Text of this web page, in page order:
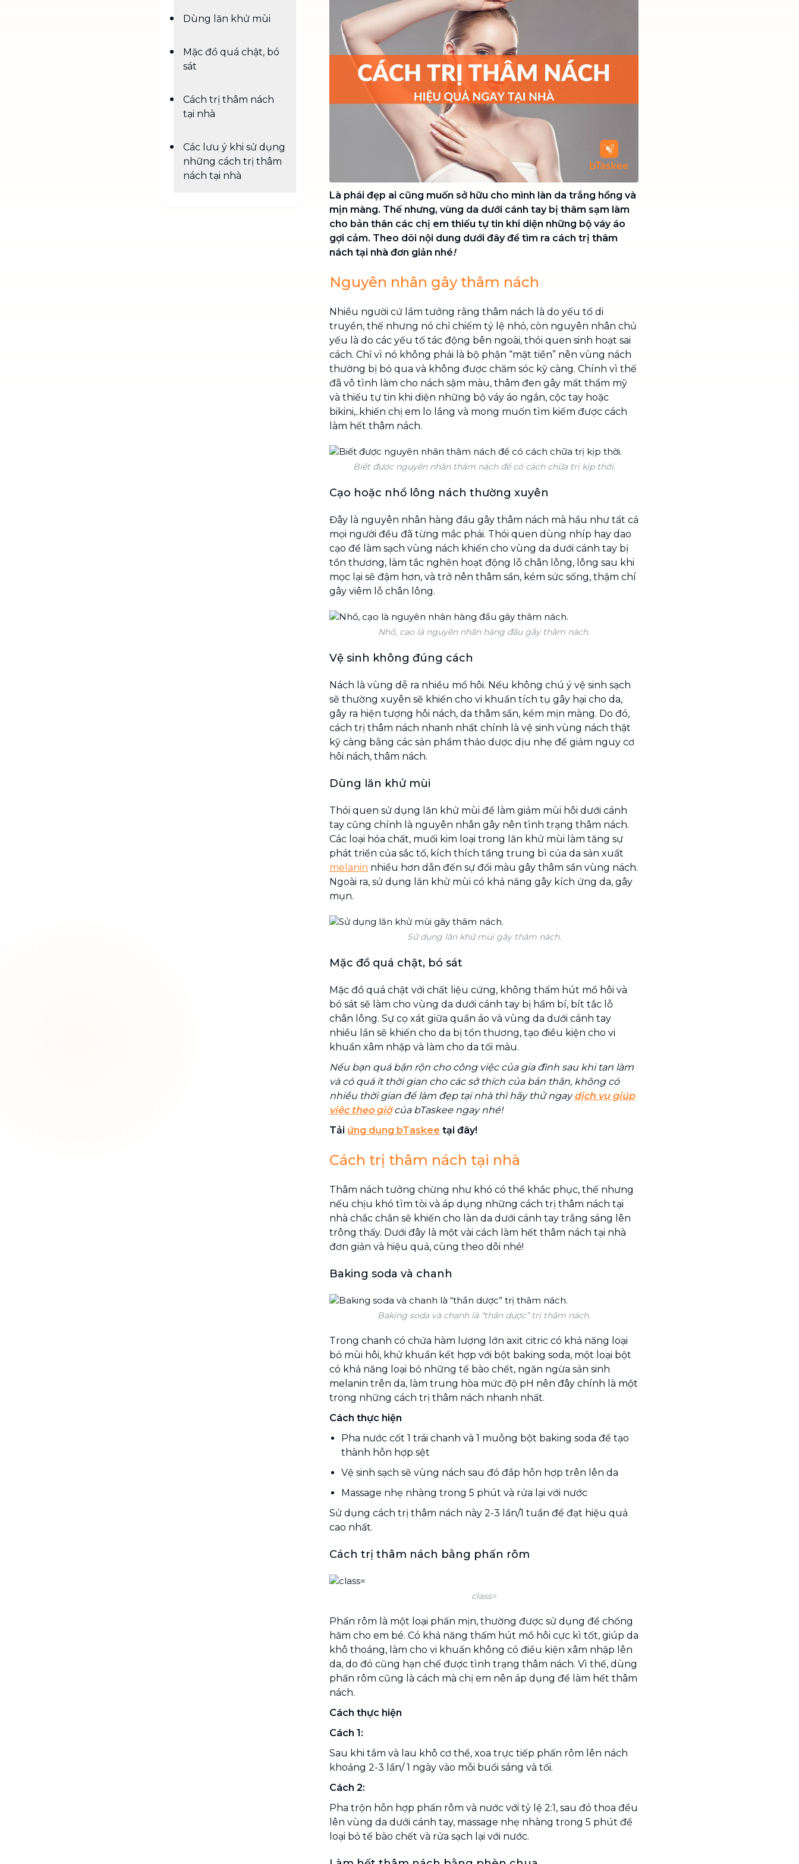
Chuyển nhà trọn gói, không lo dọn
dẹp nơi đi nơi đến
Vệ sinh công nghiệp
Vệ sinh chuyên nghiệp cho văn
phòng, nhà xưởng, công trình lớn
Dùng lăn khử mùi
Mặc đồ quá chật, bó
sát
Cách trị thâm nách
tại nhà
Các lưu ý khi sử dụng
những cách trị thâm
nách tại nhà
Là phái đẹp ai cũng muốn sở hữu cho mình làn da trắng hồng và
mịn màng. Thế nhưng, vùng da dưới cánh tay bị thâm sạm làm
cho bản thân các chị em thiếu tự tin khi diện những bộ váy áo
gợi cảm. Theo dõi nội dung dưới đây để tìm ra cách trị thâm
nách tại nhà đơn giản nhé!
Nguyên nhân gây thâm nách
Nhiều người cứ lầm tưởng rằng thâm nách là do yếu tố di
truyền, thế nhưng nó chỉ chiếm tỷ lệ nhỏ, còn nguyên nhân chủ
yếu là do các yếu tố tác động bên ngoài, thói quen sinh hoạt sai
cách. Chỉ vì nó không phải là bộ phận “mặt tiền” nên vùng nách
thường bị bỏ qua và không được chăm sóc kỹ càng. Chính vì thế
đã vô tình làm cho nách sậm màu, thâm đen gây mất thẩm mỹ
và thiếu tự tin khi diện những bộ váy áo ngắn, cộc tay hoặc
bikini,..khiến chị em lo lắng và mong muốn tìm kiếm được cách
làm hết thâm nách.
Biết được nguyên nhân thâm nách để có cách chữa trị kịp thời.
Cạo hoặc nhổ lông nách thường xuyên
Đây là nguyên nhân hàng đầu gây thâm nách mà hầu như tất cả
mọi người đều đã từng mắc phải. Thói quen dùng nhíp hay dao
cạo để làm sạch vùng nách khiến cho vùng da dưới cánh tay bị
tổn thương, làm tắc nghẽn hoạt động lỗ chân lông, lông sau khi
mọc lại sẽ đậm hơn, và trở nên thâm sần, kém sức sống, thậm chí
gây viêm lỗ chân lông.
Nhổ, cạo là nguyên nhân hàng đầu gây thâm nách.
Vệ sinh không đúng cách
Nách là vùng dễ ra nhiều mồ hôi. Nếu không chú ý vệ sinh sạch
sẽ thường xuyên sẽ khiến cho vi khuẩn tích tụ gây hại cho da,
gây ra hiện tượng hôi nách, da thâm sần, kém mịn màng. Do đó,
cách trị thâm nách nhanh nhất chính là vệ sinh vùng nách thật
kỹ càng bằng các sản phẩm thảo dược dịu nhẹ để giảm nguy cơ
hôi nách, thâm nách.
Dùng lăn khử mùi
Thói quen sử dụng lăn khử mùi để làm giảm mùi hôi dưới cánh
tay cũng chính là nguyên nhân gây nên tình trạng thâm nách.
Các loại hóa chất, muối kim loại trong lăn khử mùi làm tăng sự
phát triển của sắc tố, kích thích tầng trung bì của da sản xuất
melanin nhiều hơn dẫn đến sự đổi màu gây thâm sần vùng nách.
Ngoài ra, sử dụng lăn khử mùi có khả năng gây kích ứng da, gây
mụn.
Sử dụng lăn khử mùi gây thâm nách.
Mặc đồ quá chật, bó sát
Mặc đồ quá chật với chất liệu cứng, không thấm hút mồ hôi và
bó sát sẽ làm cho vùng da dưới cánh tay bị hầm bí, bít tắc lỗ
chân lông. Sự cọ xát giữa quần áo và vùng da dưới cánh tay
nhiều lần sẽ khiến cho da bị tổn thương, tạo điều kiện cho vi
khuẩn xâm nhập và làm cho da tối màu.
Nếu bạn quá bận rộn cho công việc của gia đình sau khi tan làm
và có quá ít thời gian cho các sở thích của bản thân, không có
nhiều thời gian để làm đẹp tại nhà thì hãy thử ngaydịch vụ giúp
việc theo giờcủa bTaskee ngay nhé!
Tải ứng dụng bTaskee tại đây!
Cách trị thâm nách tại nhà
Thâm nách tưởng chừng như khó có thể khắc phục, thế nhưng
nếu chịu khó tìm tòi và áp dụng những cách trị thâm nách tại
nhà chắc chắn sẽ khiến cho làn da dưới cánh tay trắng sáng lên
trông thấy. Dưới đây là một vài cách làm hết thâm nách tại nhà
đơn giản và hiệu quả, cùng theo dõi nhé!
Baking soda và chanh
Baking soda và chanh là “thần dược” trị thâm nách.
Trong chanh có chứa hàm lượng lớn axit citric có khả năng loại
bỏ mùi hôi, khử khuẩn kết hợp với bột baking soda, một loại bột
có khả năng loại bỏ những tế bào chết, ngăn ngừa sản sinh
melanin trên da, làm trung hòa mức độ pH nên đây chính là một
trong những cách trị thâm nách nhanh nhất.
Cách thực hiện
Pha nước cốt 1 trái chanh và 1 muỗng bột baking soda để tạo
thành hỗn hợp sệt
Vệ sinh sạch sẽ vùng nách sau đó đắp hỗn hợp trên lên da
Massage nhẹ nhàng trong 5 phút và rửa lại với nước
Sử dụng cách trị thâm nách này 2-3 lần/1 tuần để đạt hiệu quả
cao nhất.
Cách trị thâm nách bằng phấn rôm
class=
Phấn rôm là một loại phấn mịn, thường được sử dụng để chống
hăm cho em bé. Có khả năng thấm hút mồ hôi cực kì tốt, giúp da
khô thoáng, làm cho vi khuẩn không có điều kiện xâm nhập lên
da, do đó cũng hạn chế được tình trạng thâm nách. Vì thế, dùng
phấn rôm cũng là cách mà chị em nên áp dụng để làm hết thâm
nách.
Cách thực hiện
Cách 1:
Sau khi tắm và lau khô cơ thể, xoa trực tiếp phấn rôm lên nách
khoảng 2-3 lần/ 1 ngày vào mỗi buổi sáng và tối.
Cách 2:
Pha trộn hỗn hợp phấn rôm và nước với tỷ lệ 2:1, sau đó thoa đều
lên vùng da dưới cánh tay, massage nhẹ nhàng trong 5 phút để
loại bỏ tế bào chết và rửa sạch lại với nước.